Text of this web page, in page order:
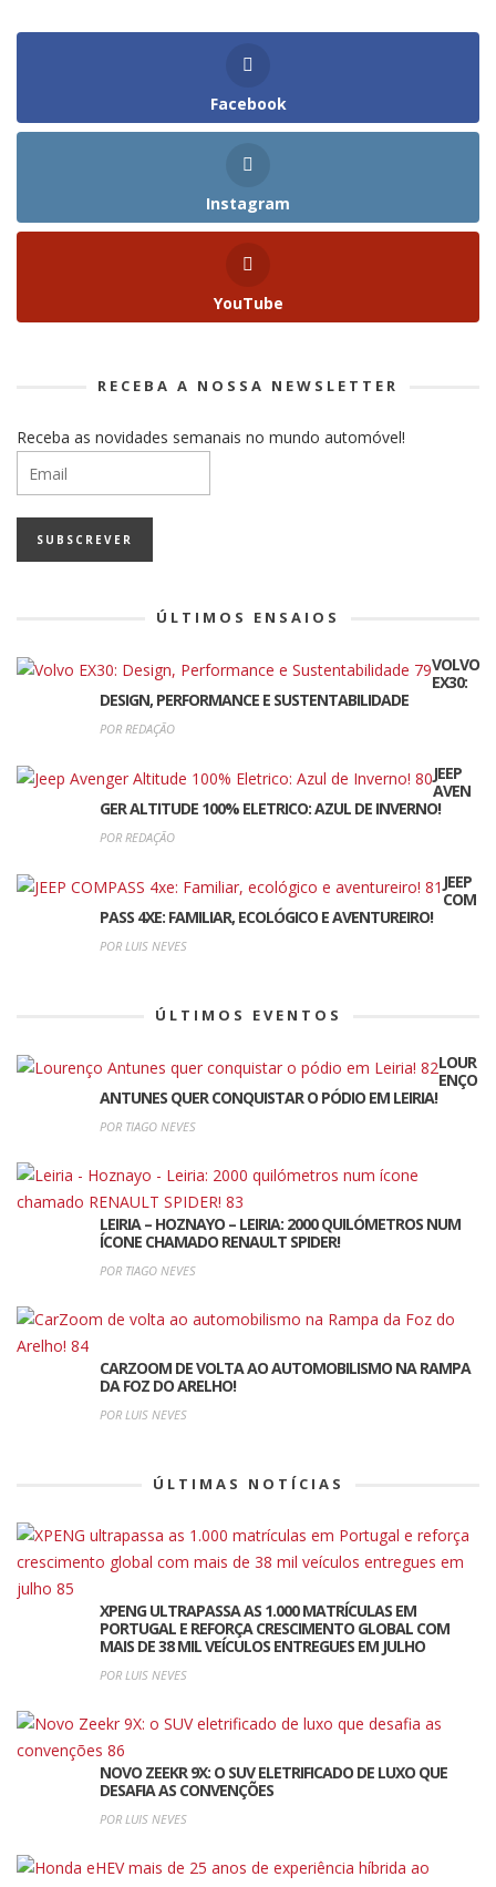
Facebook
Instagram
YouTube
RECEBA A NOSSA NEWSLETTER
Receba as novidades semanais no mundo automóvel!
ÚLTIMOS ENSAIOS
VOLVO
EX30:
DESIGN, PERFORMANCE E SUSTENTABILIDADE
POR REDAÇÃO
JEEP
AVEN
GER ALTITUDE 100% ELETRICO: AZUL DE INVERNO!
POR REDAÇÃO
JEEP
COM
PASS 4XE: FAMILIAR, ECOLÓGICO E AVENTUREIRO!
POR LUIS NEVES
ÚLTIMOS EVENTOS
LOUR
ENÇO
ANTUNES QUER CONQUISTAR O PÓDIO EM LEIRIA!
POR TIAGO NEVES
LEIRIA – HOZNAYO – LEIRIA: 2000 QUILÓMETROS NUM
ÍCONE CHAMADO RENAULT SPIDER!
POR TIAGO NEVES
CARZOOM DE VOLTA AO AUTOMOBILISMO NA RAMPA
DA FOZ DO ARELHO!
POR LUIS NEVES
ÚLTIMAS NOTÍCIAS
XPENG ULTRAPASSA AS 1.000 MATRÍCULAS EM
PORTUGAL E REFORÇA CRESCIMENTO GLOBAL COM
MAIS DE 38 MIL VEÍCULOS ENTREGUES EM JULHO
POR LUIS NEVES
NOVO ZEEKR 9X: O SUV ELETRIFICADO DE LUXO QUE
DESAFIA AS CONVENÇÕES
POR LUIS NEVES